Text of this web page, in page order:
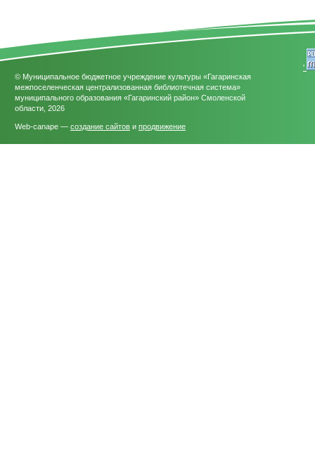
© Муниципальное бюджетное учреждение культуры «Гагаринская
межпоселенческая централизованная библиотечная система»
муниципального образования «Гагаринский район» Смоленской
области, 2026
Web-canape — создание сайтов и продвижение
'